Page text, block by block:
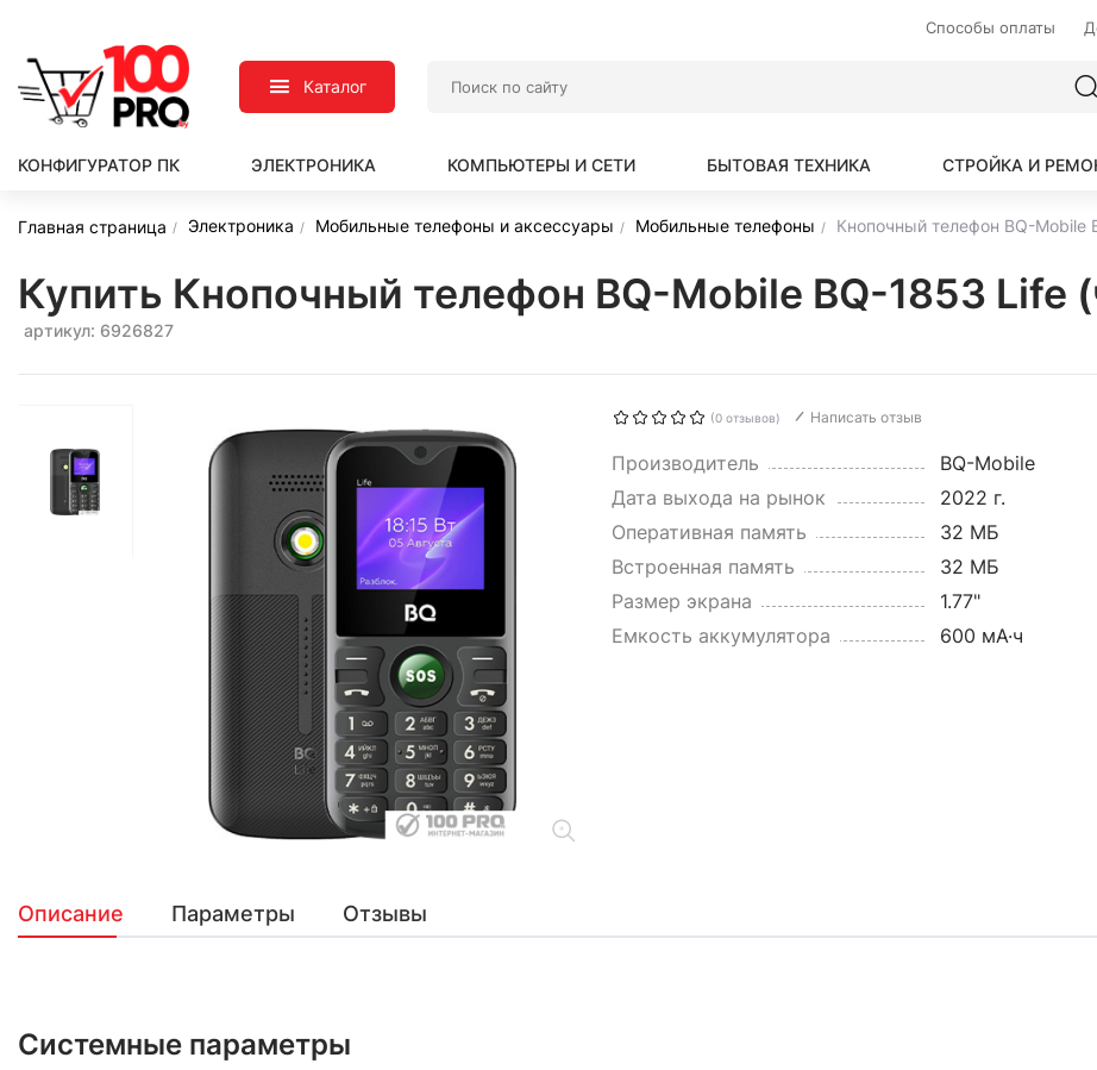
Способы оплаты
Каталог
КОНФИГУРАТОР ПК ЭЛЕКТРОНИКА КОМПЬЮТЕРЫ И СЕТИ БЫТОВАЯ ТЕХНИКА СТРОЙКА И
Главная страница Электроника Мобильные телефоны и аксессуары Мобильные телефоны Кнопочный телефон BQ-
Купить Кнопочный телефон BQ-Mobile BQ-1853 Life
артикул: 6926827
(0 отзывов) Написать отзыв
Производитель
BQ-Mobile
Дата выхода на рынок
2022 г.
Оперативная память
32 МБ
Встроенная память
32 МБ
Размер экрана
1.77"
Емкость аккумулятора
600 мА·ч
Описание Параметры Отзывы
Системные параметры